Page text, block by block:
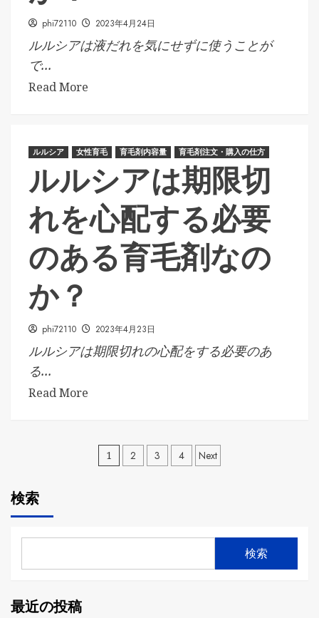
phi72110 2023年4月24日
ルルシアは液だれを気にせずに使うことが
で...
Read More
ルルシア 女性育毛 育毛剤内容量 育毛剤注文・購入の仕方
ルルシアは期限切
れを心配する必要
のある育毛剤なの
か？
phi72110 2023年4月23日
ルルシアは期限切れの心配をする必要のあ
る...
Read More
投
ペ
ー
1 2 3 4 Next
検索
検索
最近の投稿